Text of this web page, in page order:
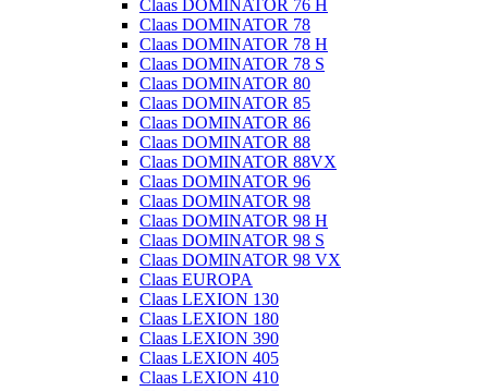
Claas DOMINATOR 76 H
Claas DOMINATOR 78
Claas DOMINATOR 78 H
Claas DOMINATOR 78 S
Claas DOMINATOR 80
Claas DOMINATOR 85
Claas DOMINATOR 86
Claas DOMINATOR 88
Claas DOMINATOR 88VX
Claas DOMINATOR 96
Claas DOMINATOR 98
Claas DOMINATOR 98 H
Claas DOMINATOR 98 S
Claas DOMINATOR 98 VX
Claas EUROPA
Claas LEXION 130
Claas LEXION 180
Claas LEXION 390
Claas LEXION 405
Claas LEXION 410